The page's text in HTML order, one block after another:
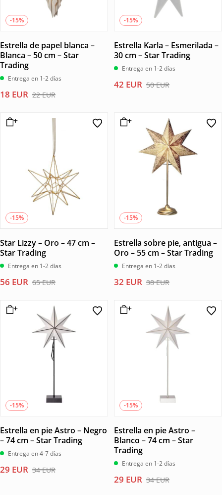
-15%
Estrella de papel blanca –
Blanca – 50 cm – Star
Trading
Entrega en 1-2 días
22EUR
El
original
era:
18 EUR
El
actual
es:
-15%
Estrella Karla – Esmerilada –
30 cm – Star Trading
Entrega en 1-2 días
50EUR
El
era:
50 EUR.
42 EUR
El
es:
42 EUR.
-15%
Star Lizzy – Oro – 47 cm –
Star Trading
Entrega en 1-2 días
65EUR
El
original
era:
56 EUR
El
actual
es:
-15%
Estrella sobre pie, antigua –
Oro – 55 cm – Star Trading
Entrega en 1-2 días
38EUR
El
original
era:
32 EUR
El
actual
es:
-15%
Estrella en pie Astro – Negro
– 74 cm – Star Trading
Entrega en 4-7 días
34EUR
El
29 EUR
El
-15%
Estrella en pie Astro –
Blanco – 74 cm – Star
Trading
Entrega en 1-2 días
34EUR
El
29 EUR
El